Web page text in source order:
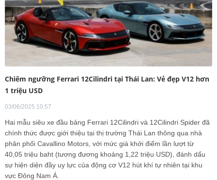
Chiêm ngưỡng Ferrari 12Cilindri tại Thái Lan: Vẻ đẹp V12 hơn
1 triệu USD
03/06/2025 10:57
Hai mẫu siêu xe đầu bảng Ferrari 12Cilindri và 12Cilindri Spider đã
chính thức được giới thiệu tại thị trường Thái Lan thông qua nhà
phân phối Cavallino Motors, với mức giá khởi điểm lần lượt từ
40,05 triệu baht (tương đương khoảng 1,22 triệu USD), đánh dấu
sự hiện diện đầy uy lực của động cơ V12 hút khí tự nhiên tại khu
vực Đông Nam Á.